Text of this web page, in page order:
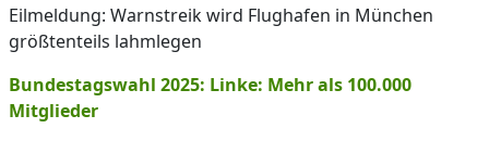
Eilmeldung: Warnstreik wird Flughafen in München
größtenteils lahmlegen
Bundestagswahl 2025: Linke: Mehr als 100.000
Mitglieder